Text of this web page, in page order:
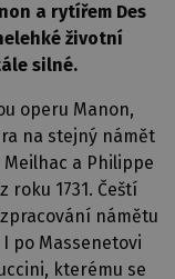
a rytířem Des
životní
silné.
operu Manon,
na stejný námět
Meilhac a Philippe
roku 1731. Čeští
námětu
po Massenetovi
kterému se